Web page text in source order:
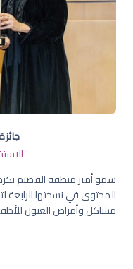
سمو أمير منطقة القصيم
المحتوى في نسختها الرابعة
مشاكل وأمراض العيون